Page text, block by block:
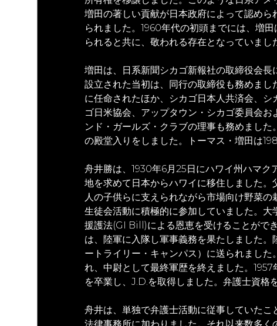
増田の著しい貢献が日本政府によって認め
られました。1960年代の初頭までには、増
られると共に、敬われる存在となっていまし
増田は、日系新聞シカゴ新報社の取締役会
設立された当初は、同行の取締役も務めま
に任命されたほか、シカゴ日本人共済会、
ゴ日米協会、アップタウン・シカゴ委員会
ンド・ガールズ・クラブの理事も務めまし
の殿堂入りをしました。トーマス・増田は
舟井勝は、1930年6月25日にハワイ州ハマク
地を求めて日本からハワイに移住しました
人の子供らに支えられながら市場向け野菜の
生徒会活動に積極的に参加していました。
援護法(GI Bill)による恩恵を受けることがで
は、陸軍に入隊し軍事義務を果たしました
ートライリー・キャンパス）に送られまし
れ、中尉として最終軍歴を終えました。
を卒業し、J.D.を取得しました。弁護士資格
舟井は、単独で弁護士活動に従事していたこ